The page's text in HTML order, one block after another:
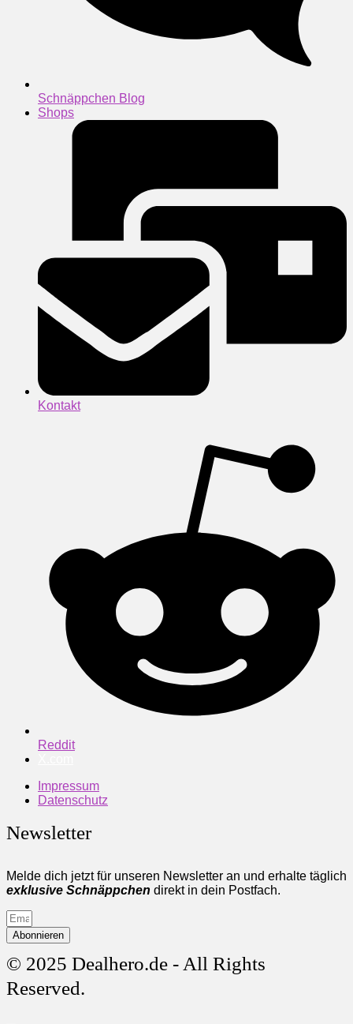
Schnäppchen Blog
Shops
Kontakt
Reddit
Impressum
Datenschutz
Newsletter
Melde dich jetzt für unseren Newsletter an und erhalte täglich
exklusive Schnäppchen direkt in dein Postfach.
Abonnieren
© 2025 Dealhero.de - All Rights
Reserved.